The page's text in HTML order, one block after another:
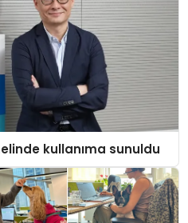
kullanıma sunuldu